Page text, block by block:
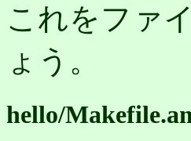
これをファ
ょう。
hello/